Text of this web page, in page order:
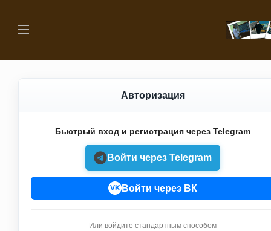
Авторизация
Быстрый вход и регистрация через Telegram
Войти через Telegram
VK Войти через ВК
Или войдите стандартным способом